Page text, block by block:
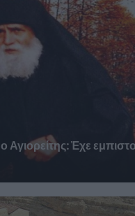
Αγιορείτης: Ἐχε